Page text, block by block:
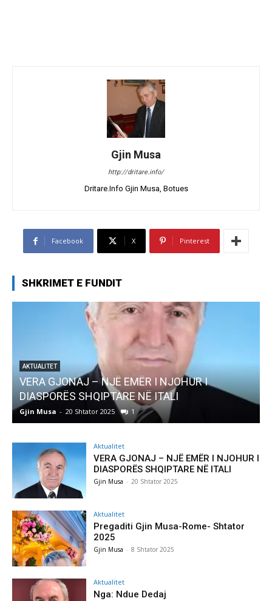
Gjin Musa
http://dritare.info/
Dritare.Info Gjin Musa, Botues
Facebook X Pinterest
SHKRIMET E FUNDIT
AKTUALITET
Pregaditi Gjin Musa-Rome- Shtator 2025
Gjin Musa - 8 Shtator 2025 0
Aktualitet
VERA GJONAJ – NJË EMËR I NJOHUR I
DIASPORËS SHQIPTARE NË ITALI
Gjin Musa - 20 Shtator 2025
Aktualitet
Pregaditi Gjin Musa-Rome- Shtator
2025
Gjin Musa - 8 Shtator 2025
Aktualitet
Nga: Ndue Dedaj